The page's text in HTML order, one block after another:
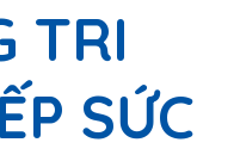
TRI
SỨC